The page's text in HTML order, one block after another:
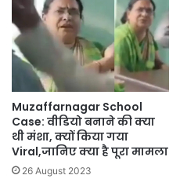
Muzaffarnagar School
Case: वीडियो बनाने की क्या
थी मंशा, क्‍यों क‍िया गया
Viral,जानिए क्या है पूरा मामला
26 August 2023